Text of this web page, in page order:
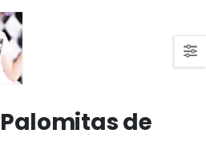
de